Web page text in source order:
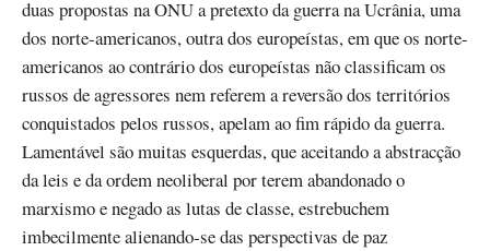
duas propostas na ONU a pretexto da guerra na Ucrânia, uma
dos norte-americanos, outra dos europeístas, em que os norte-
americanos ao contrário dos europeístas não classificam os
russos de agressores nem referem a reversão dos territórios
conquistados pelos russos, apelam ao fim rápido da guerra.
Lamentável são muitas esquerdas, que aceitando a abstracção
da leis e da ordem neoliberal por terem abandonado o
marxismo e negado as lutas de classe, estrebuchem
imbecilmente alienando-se das perspectivas de paz